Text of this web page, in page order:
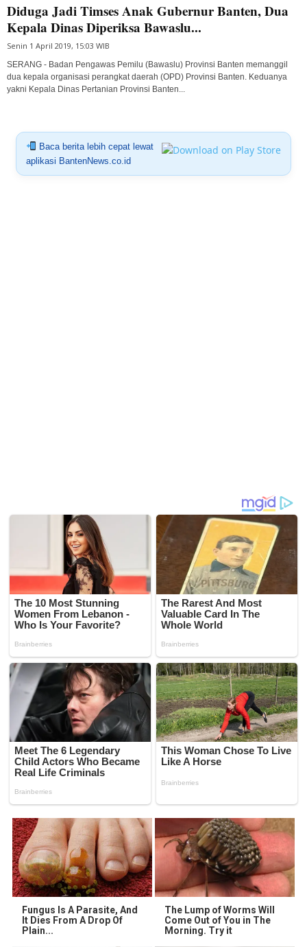
Diduga Jadi Timses Anak Gubernur Banten, Dua
Kepala Dinas Diperiksa Bawaslu...
Senin 1 April 2019, 15:03 WIB
SERANG - Badan Pengawas Pemilu (Bawaslu) Provinsi Banten memanggil
dua kepala organisasi perangkat daerah (OPD) Provinsi Banten. Keduanya
yakni Kepala Dinas Pertanian Provinsi Banten...
Baca berita lebih cepat lewat
aplikasi BantenNews.co.id
Fungus Is A Parasite, And
It Dies From A Drop Of
Plain...
The Lump of Worms Will
Come Out of You in The
Morning. Try it